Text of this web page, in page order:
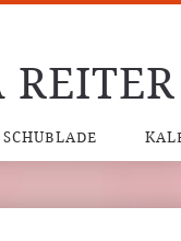
SCHUBLADE